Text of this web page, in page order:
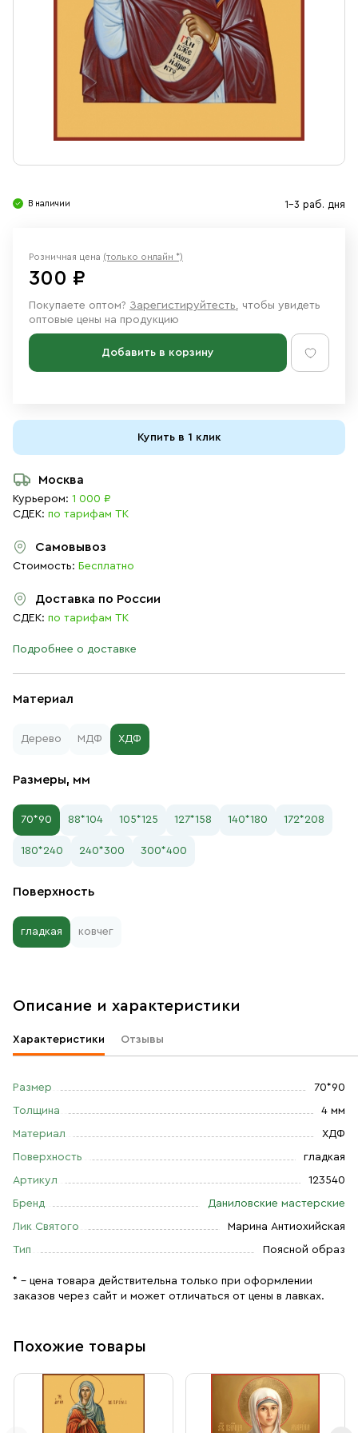
Ювелирные изделия
В наличии 1-3 раб. дня
Материал
Дерево МДФ ХДФ
Размеры, мм
70*90 88*104 105*125 127*158 140*180 172*208
180*240 240*300 300*400
Поверхность
гладкая ковчег
Розничная цена (только онлайн *)
300 ₽
Покупаете оптом? Зарегистируйтесть, чтобы увидеть
оптовые цены на продукцию
Добавить в корзину
Купить в 1 клик
Москва
Курьером: 1 000 ₽
СДЕК: по тарифам ТК
Самовывоз
Стоимость: Бесплатно
Доставка по России
СДЕК: по тарифам ТК
Подробнее о доставке
Описание и характеристики
Характеристики Отзывы
Размер 70*90
Толщина 4 мм
Материал ХДФ
Поверхность гладкая
Артикул 123540
Бренд Даниловские мастерские
Лик Святого Марина Антиохийская
Тип Поясной образ
* – цена товара действительна только при оформлении
заказов через сайт и может отличаться от цены в лавках.
Похожие товары